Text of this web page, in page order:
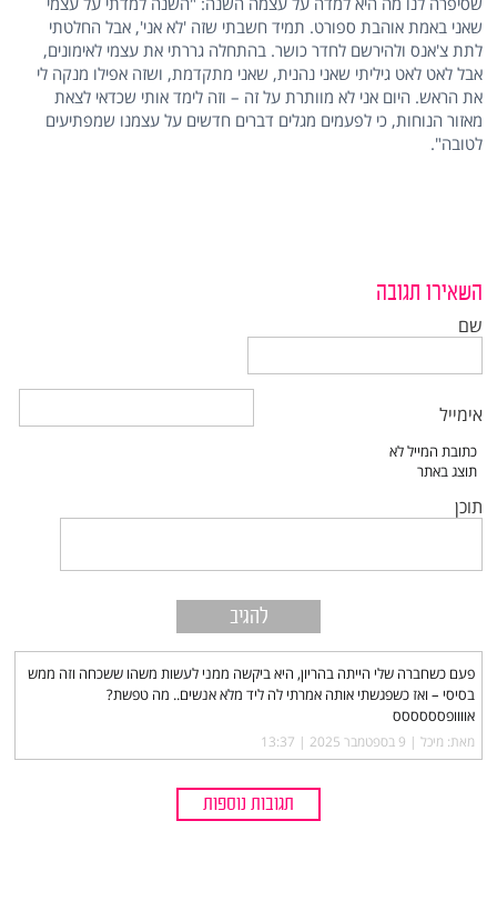
שאני באמת אוהבת ספורט. תמיד חשבתי שזה 'לא אני', אבל החלטתי
לתת צ'אנס ולהירשם לחדר כושר. בהתחלה גררתי את עצמי לאימונים,
אבל לאט לאט גיליתי שאני נהנית, שאני מתקדמת, ושזה אפילו מנקה לי
את הראש. היום אני לא מוותרת על זה – וזה לימד אותי שכדאי לצאת
מאזור הנוחות, כי לפעמים מגלים דברים חדשים על עצמנו שמפתיעים
לטובה".
השאירו תגובה
שם
אימייל
תוכן
פעם כשחברה שלי הייתה בהריון, היא ביקשה ממני לעשות משהו ששכחה וזה ממש
בסיסי – ואז כשפגשתי אותה אמרתי לה ליד מלא אנשים.. מה טפשת?
אוווופסססססס
מאת: מיכל |‏ 9 בספטמבר 2025 | 13:37
תגובות נוספות